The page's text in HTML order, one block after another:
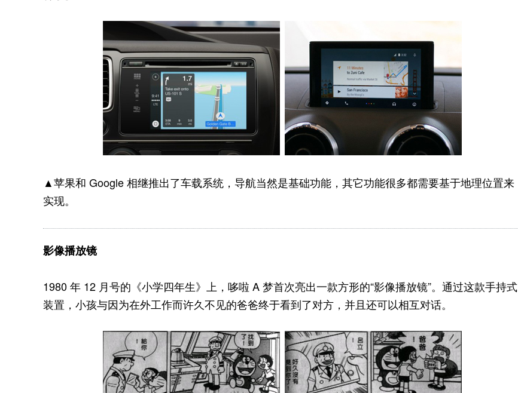
▲苹果和 Google 相继推出了车载系统，导航当然是基础功能，其它功能很多都需要基于地理位置来
实现。
影像播放镜
1980 年 12 月号的《小学四年生》上，哆啦 A 梦首次亮出一款方形的“影像播放镜”。通过这款手持式
装置，小孩与因为在外工作而许久不见的爸爸终于看到了对方，并且还可以相互对话。